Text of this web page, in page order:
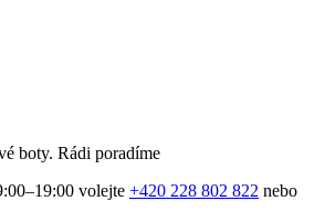
boty. Rádi poradíme
volejte +420 228 802 822 nebo